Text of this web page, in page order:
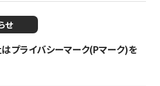
せ
プライバシーマーク(Pマーク)を